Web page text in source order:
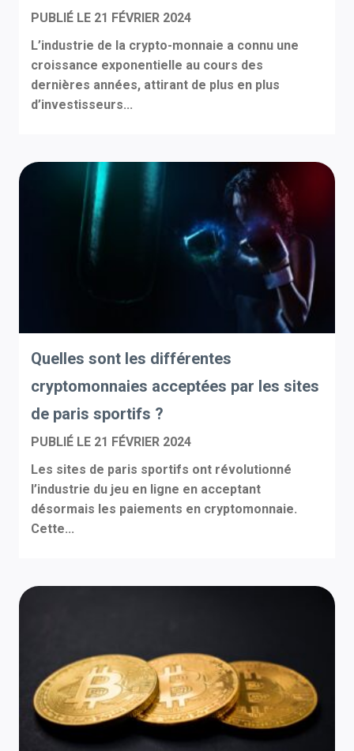
PUBLIÉ LE 21 FÉVRIER 2024
L’industrie de la crypto-monnaie a connu une
croissance exponentielle au cours des
dernières années, attirant de plus en plus
d’investisseurs...
Quelles sont les différentes
cryptomonnaies acceptées par les sites
de paris sportifs ?
PUBLIÉ LE 21 FÉVRIER 2024
Les sites de paris sportifs ont révolutionné
l’industrie du jeu en ligne en acceptant
désormais les paiements en cryptomonnaie.
Cette...